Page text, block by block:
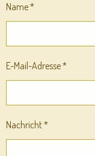
Name *
E-Mail-Adresse *
Nachricht *